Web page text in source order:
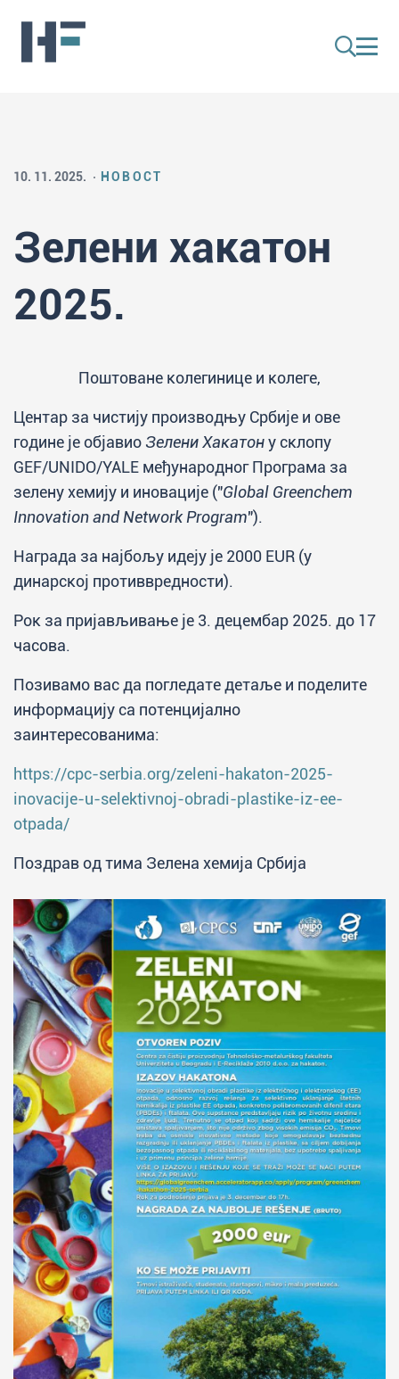
10. 11. 2025. НОВОСТ
Зелени хакатон
2025.
Поштоване колегинице и колеге,
Центар за чистију производњу Србије и ове
године је објавио Зелени Хакатону склопу
GEF/UNIDO/YALE међународног Програма за
зелену хемију и иновације ("Global Greenchem
Innovation and Network Program").
Награда за најбољу идеју је 2000 EUR (у
динарској противвредности).
Рок за пријављивање је 3. децембар 2025. до 17
часова.
Позивамо вас да погледате детаље и поделите
информацију са потенцијално
заинтересованима:
https://cpc-serbia.org/zeleni-hakaton-2025-
inovacije-u-selektivnoj-obradi-plastike-iz-ee-
otpada/
Поздрав од тима Зелена хемија Србија